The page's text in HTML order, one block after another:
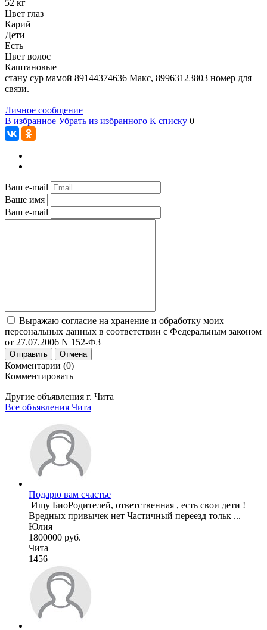
52 кг
Цвет глаз
Карий
Дети
Есть
Цвет волос
Каштановые
стану сур мамой 89144374636 Макс, 89963123803 номер для
связи.
Личное сообщение
В избранное Убрать из избранного К списку 0
Ваш e-mail
Ваше имя
Ваш e-mail
Выражаю согласие на хранение и обработку моих
персональных данных в соответствии с Федеральным законом
от 27.07.2006 N 152-ФЗ
Отправить Отмена
Комментарии (0)
Комментировать
Другие объявления г. Чита
Все объявления Чита
Подарю вам счастье
Вредных привычек нет Частичный переезд тольк ...
Юлия
1800000 руб.
Чита
1456